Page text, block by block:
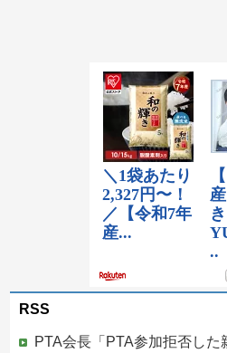
RSS
PTA会長「PTA参加拒否した親へ最